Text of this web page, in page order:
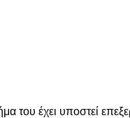
έχει υποστεί